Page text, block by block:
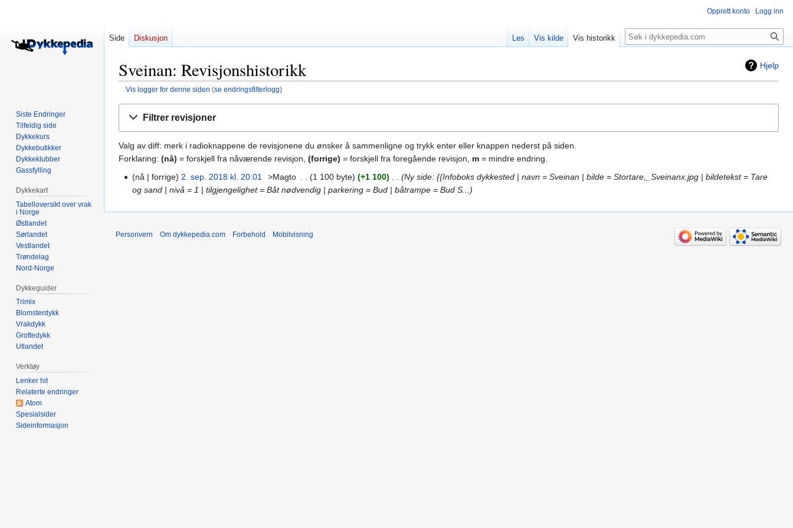
Hjelp
Sveinan: Revisjonshistorikk
Vis logger for denne siden (se endringsfilterlogg)
Filtrer revisjoner
Valg av diff: merk i radioknappene de revisjonene du ønsker å sammenligne og trykk enter eller knappen nederst på siden.
Forklaring: (nå) = forskjell fra nåværende revisjon, (forrige) = forskjell fra foregående revisjon, m = mindre endring.
2.
sep.
nå forrige 2. sep. 2018 kl. 20:01 >Magto 1 100 byte +1 100
Ny side: {{Infoboks dykkested | navn = Sveinan | bilde = Stortare,_Sveinanx.jpg | bildetekst = Tare
og sand | nivå = 1 | tilgjengelighet = Båt nødvendig | parkering = Bud | båtrampe = Bud S...
Opprett konto Logg inn
Side Diskusjon Les Vis kilde Vis historikk Søk
Siste Endringer
Tilfeldig side
Dykkekurs
Dykkebutikker
Dykkeklubber
Gassfylling
Dykkekart
Tabelloversikt over vrak
i Norge
Østlandet
Sørlandet
Vestlandet
Trøndelag
Nord-Norge
Dykkeguider
Trimix
Blomsterdykk
Vrakdykk
Grottedykk
Utlandet
Verktøy
Lenker hit
Relaterte endringer
Atom
Spesialsider
Sideinformasjon
Personvern Om dykkepedia.com Forbehold Mobilvisning